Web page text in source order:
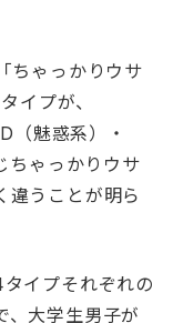
ちゃっかりウサ
イプが、
魅惑系）・
ゃっかりウサ
違うことが明ら
イプそれぞれの
、大学生男子が